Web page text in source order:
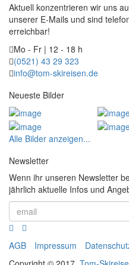
Aktuell konzentrieren wir uns
unserer E-Mails und sind
erreichbar!
Mo - Fr | 12 - 18 h
(0521) 43 29 323
info@tom-skireisen.de
Neueste Bilder
Alle Bilder anzeigen...
Newsletter
Wenn ihr unseren Newsletter
jährlich aktuelle Infos und
AGB Impressum